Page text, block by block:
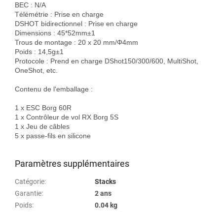
BEC : N/A
Télémétrie : Prise en charge
DSHOT bidirectionnel : Prise en charge
Dimensions : 45*52mm±1
Trous de montage : 20 x 20 mm/Φ4mm
Poids : 14,5g±1
Protocole : Prend en charge DShot150/300/600, MultiShot,
OneShot, etc.
Contenu de l'emballage :
1 x ESC Borg 60R
1 x Contrôleur de vol RX Borg 5S
1 x Jeu de câbles
5 x passe-fils en silicone
Paramètres supplémentaires
Catégorie:
Stacks
Garantie:
2 ans
Poids:
0.04 kg